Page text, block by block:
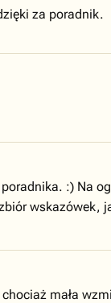
za poradnik.
:) Na
wskazówek,
mała